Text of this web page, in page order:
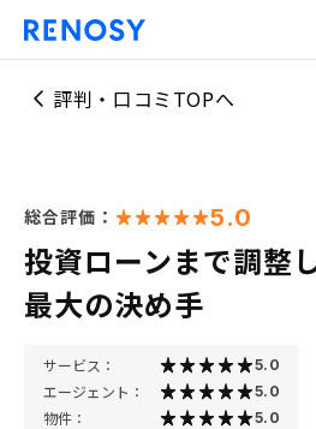
評判・口コミTOPへ
総合評価： 5.0
投資ローンまで調整
最大の決め手
サービス： 5.0
エージェント： 5.0
物件： 5.0